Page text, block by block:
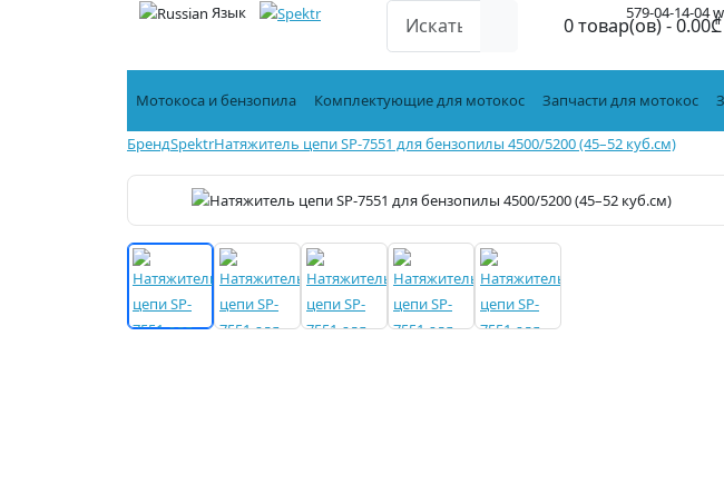
Язык 579-04-14-04
0 товар(ов) - 0.00₾
Мотокоса и бензопила Комплектующие для мотокос Запчасти для мотокос
БрендSpektrНатяжитель цепи SP-7551 для бензопилы 4500/5200 (45–52 куб.см)